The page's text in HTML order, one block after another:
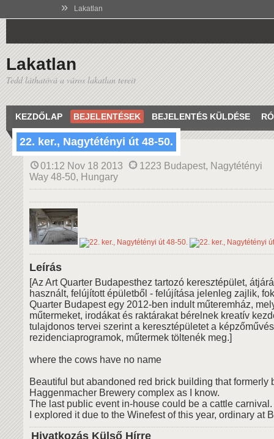
» Lakatlan
Lakatlan
Tedd láthatóvá a város lakatlan tereit
KEZDŐLAP BEJELENTÉSEK BEJELENTÉS KÜLDÉSE
22. ker., Nagytétényi út 48-50.
01:12 Nov 18 2013
1223 Budapest, Nagytétényi
Way 48-50, Hungary
Leírás
[Az Art Quarter Budapesthez tartozó keresztépület,
használt, felújított épületből - felújítása jelenleg zajlik,
Quarter Budapest egy 2012-ben indult műteremház,
műtermeket, irodákat és raktárakat bérelnek kreatív
tulajdonos tervei szerint a keresztépületet a
rezidenciaprogramok, műtermek töltenék meg.]
where the cows have no name
Beautiful but abandoned red brick building that formerly
Haggenmacher Brewery complex as I know.
The last public event in-house could be a cattle carnival.
I explored it due to the Winefest of this year, ordinary at
Hivatkozás Külső Hírre